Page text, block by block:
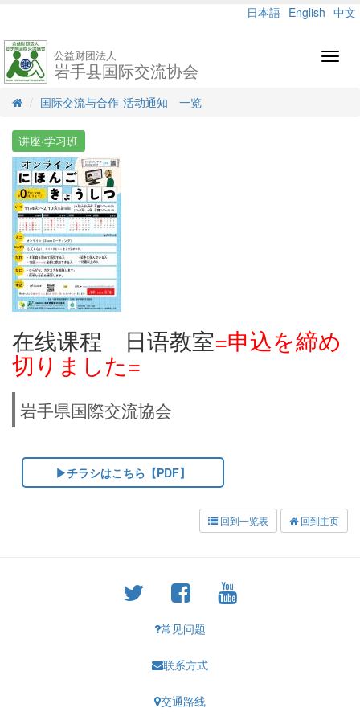
日本語 English 中文
公益财团法人
岩手县国际交流协会
国际交流与合作-活动通知 一览
讲座·学习班
在线课程 日语教室=申込を締め
切りました=
岩手県国際交流協会
▶チラシはこちら【PDF】
回到一览表 回到主页
常见问题
联系方式
交通路线